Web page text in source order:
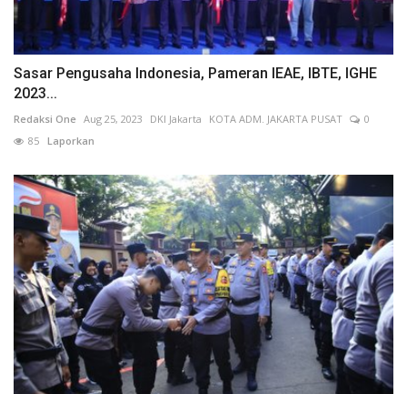
Sasar Pengusaha Indonesia, Pameran IEAE, IBTE, IGHE
2023...
Redaksi One Aug 25, 2023 DKI Jakarta KOTA ADM. JAKARTA PUSAT
0
85 Laporkan